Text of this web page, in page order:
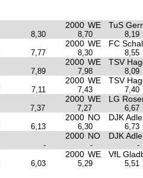
2000 WE TuS
8,30 8,70 8,19
2000 WE FC
7,77 8,30 8,55
2000 WE TSV
7,89 7,98 8,09
2000 WE TSV
7,11 7,43 7,40
2000 WE LG
7,37 7,27 6,67
2000 NO DJK
6,13 6,30 6,73
2000 NO DJK
- - -
2000 WE VfL
6,03 5,29 5,51